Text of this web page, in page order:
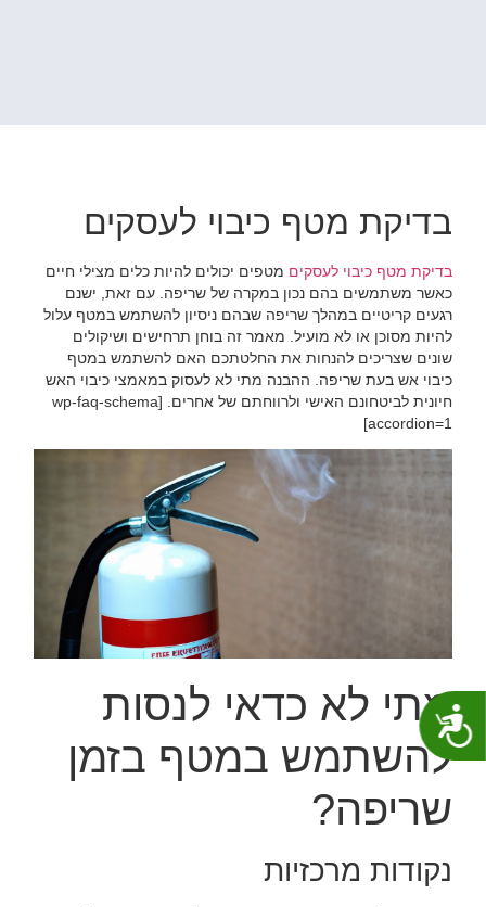
נגישות
בדיקת מטף כיבוי לעסקים
בדיקת מטף כיבוי לעסקים ‏מטפים יכולים להיות כלים מצילי חיים
כאשר משתמשים בהם נכון במקרה של שריפה. עם זאת, ישנם
רגעים קריטיים במהלך שריפה שבהם ניסיון להשתמש במטף עלול
להיות מסוכן או לא מועיל. מאמר זה בוחן תרחישים ושיקולים
שונים שצריכים להנחות את החלטתכם האם להשתמש במטף
כיבוי אש בעת שריפה. ההבנה מתי לא לעסוק במאמצי כיבוי האש
חיונית לביטחונם האישי ולרווחתם של אחרים.‏ [wp-faq-schema
accordion=1]
מתי לא כדאי לנסות
להשתמש במטף בזמן
שריפה?
‏נקודות מרכזיות‏